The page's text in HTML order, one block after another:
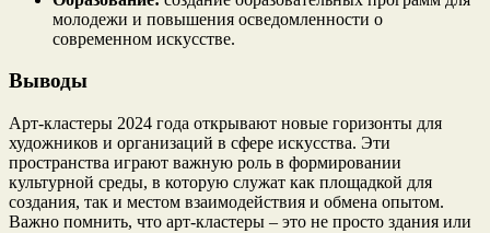
молодежи и повышения осведомленности о
современном искусстве.
Выводы
Арт-кластеры 2024 года открывают новые горизонты для
художников и организаций в сфере искусства. Эти
пространства играют важную роль в формировании
культурной среды, в которую служат как площадкой для
создания, так и местом взаимодействия и обмена опытом.
Важно помнить, что арт-кластеры – это не просто здания или